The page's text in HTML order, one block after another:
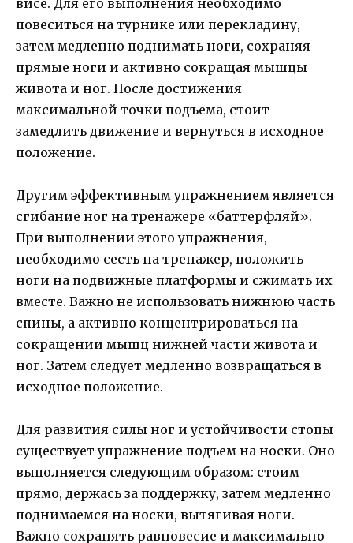
повеситься на турнике или перекладину,
затем медленно поднимать ноги, сохраняя
прямые ноги и активно сокращая мышцы
живота и ног. После достижения
максимальной точки подъема, стоит
замедлить движение и вернуться в исходное
положение.
Другим эффективным упражнением является
сгибание ног на тренажере «баттерфляй».
При выполнении этого упражнения,
необходимо сесть на тренажер, положить
ноги на подвижные платформы и сжимать их
вместе. Важно не использовать нижнюю часть
спины, а активно концентрироваться на
сокращении мышц нижней части живота и
ног. Затем следует медленно возвращаться в
исходное положение.
Для развития силы ног и устойчивости стопы
существует упражнение подъем на носки. Оно
выполняется следующим образом: стоим
прямо, держась за поддержку, затем медленно
поднимаемся на носки, вытягивая ноги.
Важно сохранять равновесие и максимально